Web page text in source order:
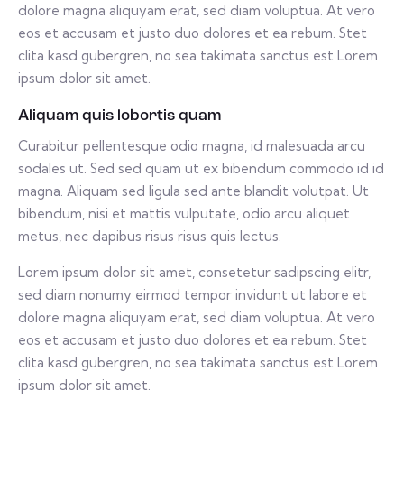
dolore magna aliquyam erat, sed diam voluptua. At vero
eos et accusam et justo duo dolores et ea rebum. Stet
clita kasd gubergren, no sea takimata sanctus est Lorem
ipsum dolor sit amet.
Aliquam quis lobortis quam
Curabitur pellentesque odio magna, id malesuada arcu
sodales ut. Sed sed quam ut ex bibendum commodo id id
magna. Aliquam sed ligula sed ante blandit volutpat. Ut
bibendum, nisi et mattis vulputate, odio arcu aliquet
metus, nec dapibus risus risus quis lectus.
Lorem ipsum dolor sit amet, consetetur sadipscing elitr,
sed diam nonumy eirmod tempor invidunt ut labore et
dolore magna aliquyam erat, sed diam voluptua. At vero
eos et accusam et justo duo dolores et ea rebum. Stet
clita kasd gubergren, no sea takimata sanctus est Lorem
ipsum dolor sit amet.